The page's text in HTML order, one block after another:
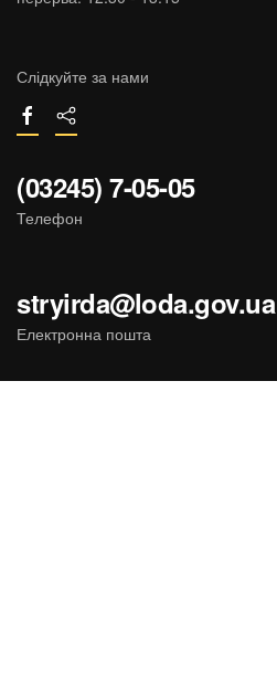
Слідкуйте за нами
(03245) 7-05-05
Телефон
stryirda@loda.gov.ua
Електронна пошта